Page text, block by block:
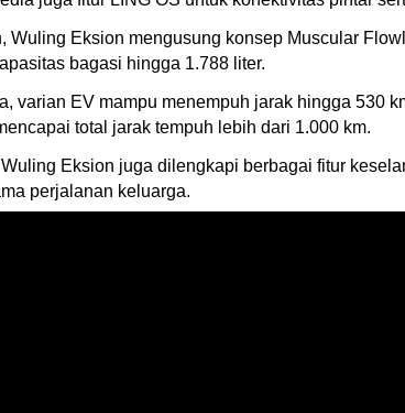
Wuling Eksion mengusung konsep Muscular
bagasi hingga 1.788 liter.
varian EV mampu menempuh jarak hingga 530
total jarak tempuh lebih dari 1.000 km.
Eksion juga dilengkapi berbagai fitur
perjalanan keluarga.